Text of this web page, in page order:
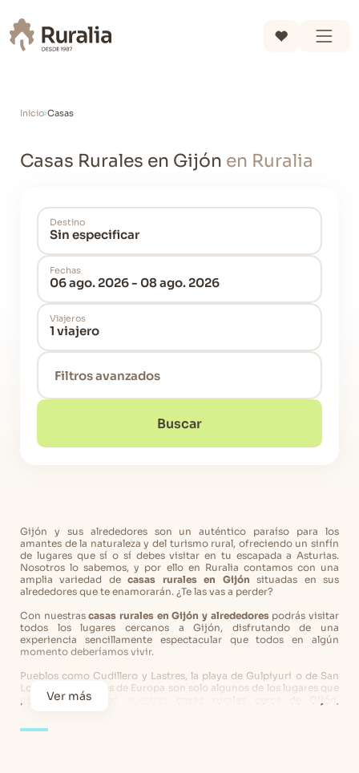
Inicio Casas
Casas Rurales en Gijón en Ruralia
Destino
Sin especificar
Fechas
06 ago. 2026 - 08 ago. 2026
Viajeros
1 viajero
Filtros avanzados
Buscar
Gijón y sus alrededores son un auténtico paraíso para los
amantes de la naturaleza y del turismo rural, ofreciendo un sinfín
de lugares que sí o sí debes visitar en tu escapada a Asturias.
Nosotros lo sabemos, y por ello en Ruralia contamos con una
amplia variedad decasas rurales en Gijón situadas en sus
alrededores que te enamorarán. ¿Te las vas a perder?
Con nuestrascasas rurales en Gijón y alrededorespodrás visitar
todos los lugares cercanos a Gijón, disfrutando de una
experiencia sencillamente espectacular que todos en algún
momento deberíamos vivir.
Pueblos como Cudillero y Lastres, la playa de Gulpiyuri o de San
Lorenzo o los Picos de Europa son solo algunos de los lugares que
podrás visitar con nuestras
Ver más